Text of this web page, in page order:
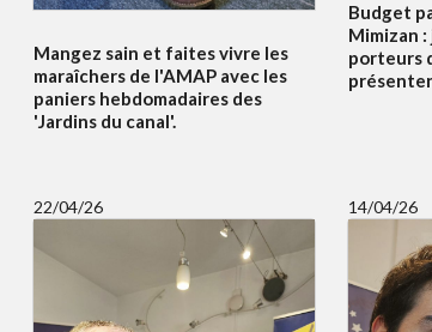
Mangez sain et faites vivre les
maraîchers de l'AMAP avec les
paniers hebdomadaires des
'Jardins du canal'.
Budget
Mimizan
porteurs
22/04/26 14/04/26